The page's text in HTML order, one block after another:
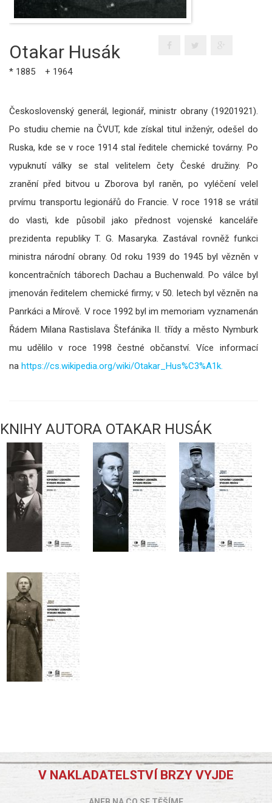
Otakar Husák
* 1885 + 1964
Československý generál, legionář, ministr obrany (19201921).
Po studiu chemie na ČVUT, kde získal titul inženýr, odešel do
Ruska, kde se v roce 1914 stal ředitele chemické továrny. Po
vypuknutí války se stal velitelem čety České družiny. Po
zranění před bitvou u Zborova byl raněn, po vyléčení velel
prvímu transportu legionářů do Francie. V roce 1918 se vrátil
do vlasti, kde působil jako přednost vojenské kanceláře
prezidenta republiky T. G. Masaryka. Zastával rovněž funkci
ministra národní obrany. Od roku 1939 do 1945 byl vězněn v
koncentračních táborech Dachau a Buchenwald. Po válce byl
jmenován ředitelem chemické firmy; v 50. letech byl vězněn na
Panrkáci a Mírově. V roce 1992 byl im memoriam vyznamenán
Řádem Milana Rastislava Štefánika II. třídy a město Nymburk
mu udělilo v roce 1998 čestné občanství. Více informací
na https://cs.wikipedia.org/wiki/Otakar_Hus%C3%A1k.
KNIHY AUTORA OTAKAR HUSÁK
V NAKLADATELSTVÍ BRZY VYJDE